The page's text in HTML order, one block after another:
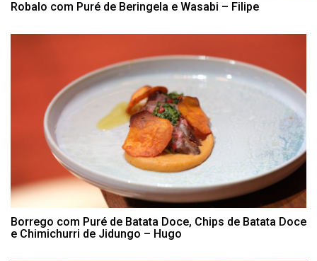
Robalo com Puré de Beringela e Wasabi – Filipe
Borrego com Puré de Batata Doce, Chips de Batata Doce
e Chimichurri de Jidungo – Hugo